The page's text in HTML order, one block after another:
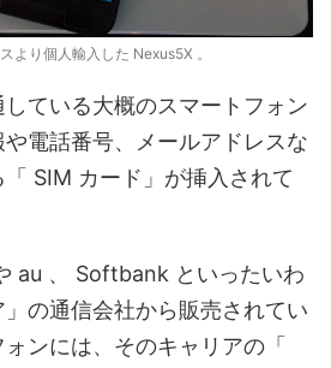
より個人輸入した Nexus5X 。
ている大概のスマートフォン
電話番号、メールアドレスな
SIM カード」が挿入されて
au 、 Softbank といったいわ
の通信会社から販売されてい
ンには、そのキャリアの「